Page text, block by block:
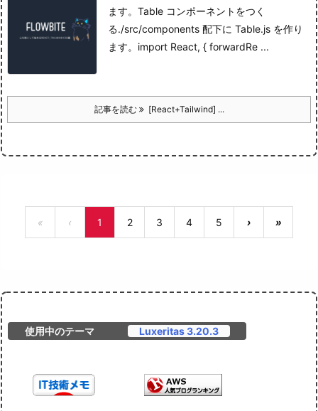
ます。Table コンポーネントをつく
る./src/components 配下に Table.js を作り
ます。 import React, { forwardRe ...
記事を読む [React+Tailwind] ...
« ‹ 1 2 3 4 5 › »
使用中のテーマ Luxeritas 3.20.3